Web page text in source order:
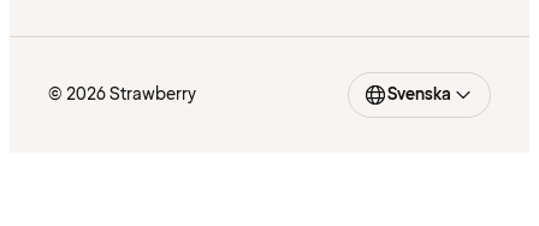
© 2026 Strawberry Svenska